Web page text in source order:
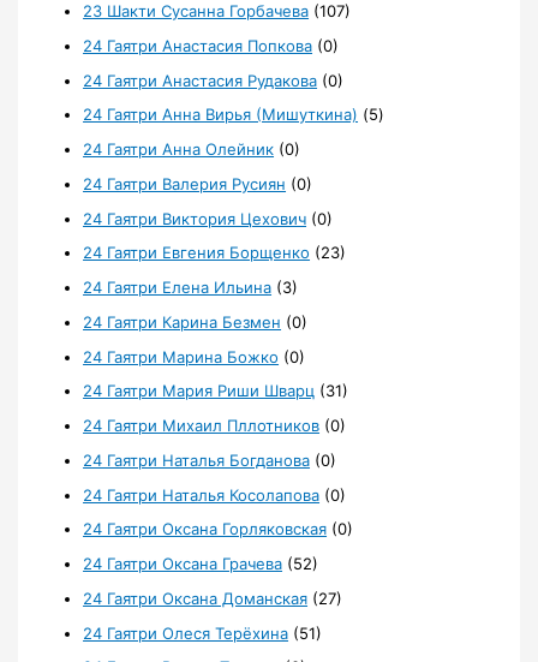
23 Шакти Сусанна Горбачева (107)
24 Гаятри Анастасия Попкова (0)
24 Гаятри Анастасия Рудакова (0)
24 Гаятри Анна Вирья (Мишуткина) (5)
24 Гаятри Анна Олейник (0)
24 Гаятри Валерия Русиян (0)
24 Гаятри Виктория Цехович (0)
24 Гаятри Евгения Борщенко (23)
24 Гаятри Елена Ильина (3)
24 Гаятри Карина Безмен (0)
24 Гаятри Марина Божко (0)
24 Гаятри Мария Риши Шварц (31)
24 Гаятри Михаил Пллотников (0)
24 Гаятри Наталья Богданова (0)
24 Гаятри Наталья Косолапова (0)
24 Гаятри Оксана Горляковская (0)
24 Гаятри Оксана Грачева (52)
24 Гаятри Оксана Доманская (27)
24 Гаятри Олеся Терёхина (51)